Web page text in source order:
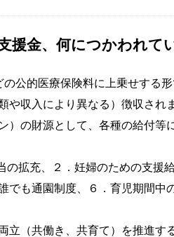
援金、何につかわれて
公的医療保険料に上乗せする
や収入により異なる）徴収され
）の財源として、各種の給付等
拡充、２．妊婦のための支援
でも通園制度、６．育児期間
立（共働き、共育て）を推進す